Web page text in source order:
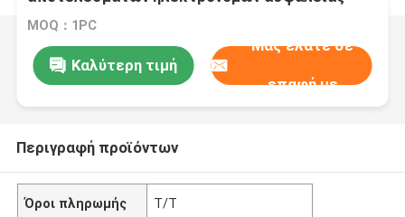
PNOZ
MOQ：1PC
Καλύτερη τιμή
Μας ελάτε σε
επαφή με
Περιγραφή προϊόντων
Όροι πληρωμής T/T